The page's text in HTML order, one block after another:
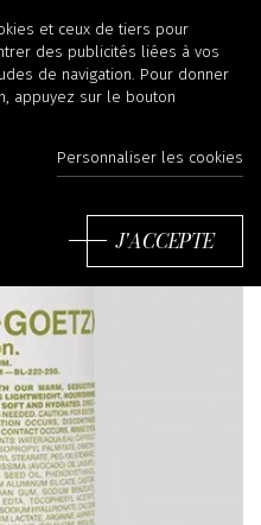
et ceux de tiers pour
des publicités liées à vos
de navigation. Pour donner
appuyez sur le bouton
Personnaliser les cookies
J'ACCEPTE